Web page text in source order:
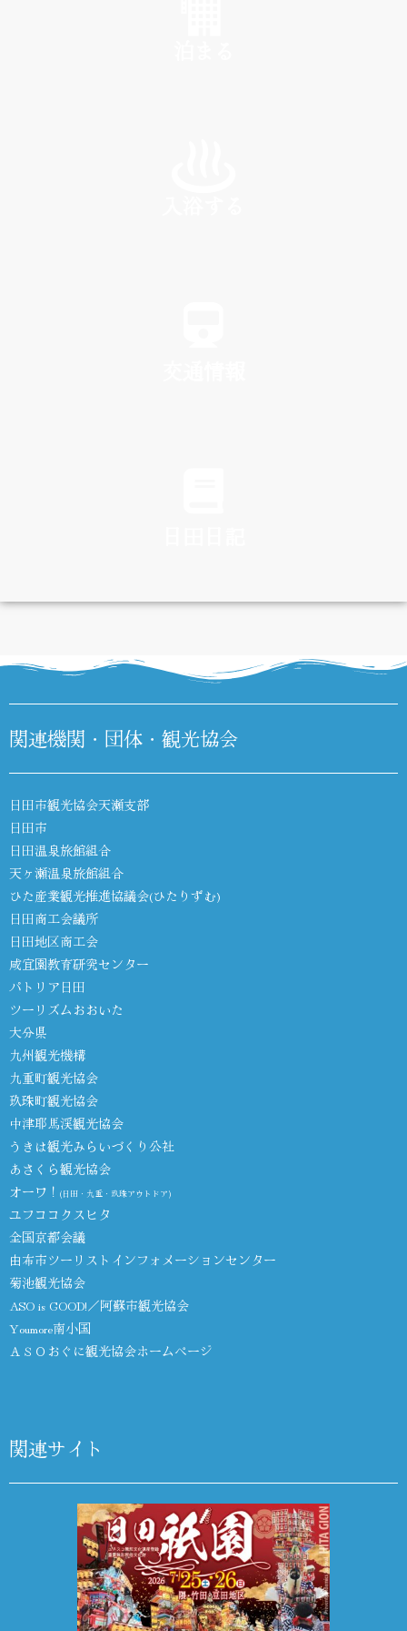
DIARY
関連機関・団体・観光協会
日田市観光協会天瀬支部
日田市
日田温泉旅館組合
天ヶ瀬温泉旅館組合
ひた産業観光推進協議会(ひたりずむ)
日田商工会議所
日田地区商工会
咸宜園教育研究センター
パトリア日田
ツーリズムおおいた
大分県
九州観光機構
九重町観光協会
玖珠町観光協会
中津耶馬渓観光協会
うきは観光みらいづくり公社
あさくら観光協会
オーワ！ (日田・九重・玖珠アウトドア)
ユフココクスヒタ
全国京都会議
由布市ツーリストインフォメーションセンター
菊池観光協会
ASO is GOOD!／阿蘇市観光協会
Youmore南小国
ＡＳＯおぐに観光協会ホームページ
関連サイト